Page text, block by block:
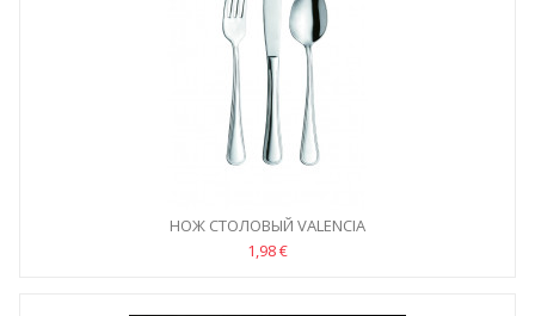
НОЖ СТОЛОВЫЙ VALENCIA
1,98 €